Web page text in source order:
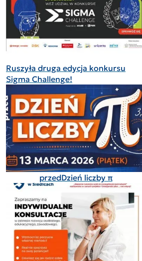
Ruszyła druga edycja konkursu
Sigma Challenge!
przedDzień liczby π